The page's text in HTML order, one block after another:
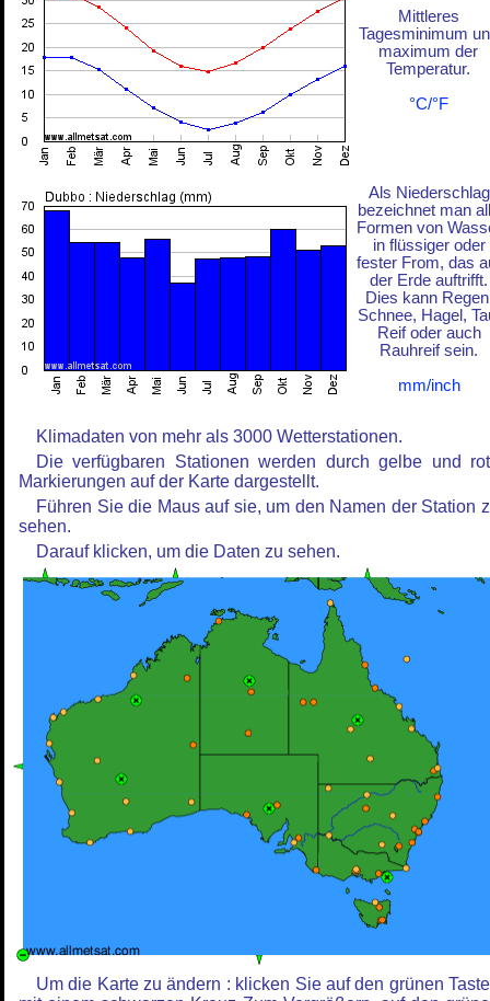
Mittleres
Tagesminimum
maximum der
Temperatur.
°C/°F
Als Niederschlag
bezeichnet man
Formen von
in flüssiger oder
fester From, das
der Erde auftrifft.
Dies kann
Schnee, Hagel,
Reif oder auch
Rauhreif sein.
mm/inch
Klimadaten von mehr als 3000 Wetterstationen.
Die verfügbaren Stationen werden durch gelbe und
Markierungen auf der Karte dargestellt.
Führen Sie die Maus auf sie, um den Namen der Station
sehen.
Darauf klicken, um die Daten zu sehen.
Um die Karte zu ändern : klicken Sie auf den grünen